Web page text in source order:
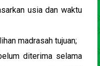
usia dan waktu
madrasah tujuan;
diterima selama